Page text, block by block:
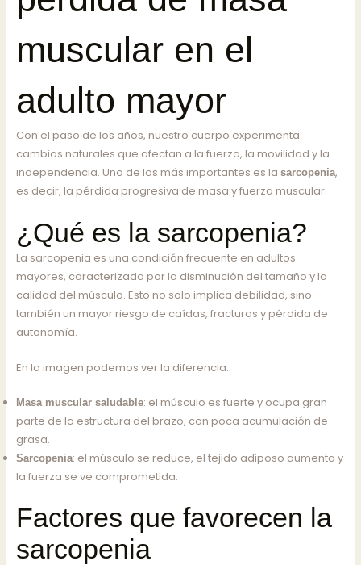
muscular en el
adulto mayor
Con el paso de los años, nuestro cuerpo experimenta
cambios naturales que afectan a la fuerza, la movilidad y la
independencia. Uno de los más importantes es lasarcopenia,
es decir, la pérdida progresiva de masa y fuerza muscular.
¿Qué es la sarcopenia?
La sarcopenia es una condición frecuente en adultos
mayores, caracterizada por la disminución del tamaño y la
calidad del músculo. Esto no solo implica debilidad, sino
también un mayor riesgo de caídas, fracturas y pérdida de
autonomía.
En la imagen podemos ver la diferencia:
Masa muscular saludable: el músculo es fuerte y ocupa gran
parte de la estructura del brazo, con poca acumulación de
grasa.
Sarcopenia: el músculo se reduce, el tejido adiposo aumenta y
la fuerza se ve comprometida.
Factores que favorecen la
sarcopenia